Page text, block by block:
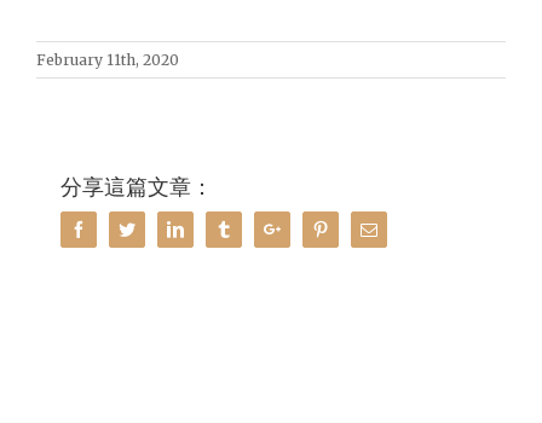
February 11th, 2020
分享這篇文章：
Facebook
TwitterLinkedinTumblrGoogle+PinterestEmail